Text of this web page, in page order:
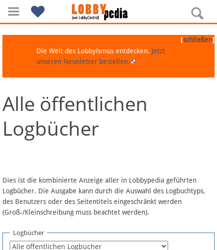
Navigation
Über Lobbypedia
Artikel nach Kategorien
FAQ
Fördermitglied werden
[schließen]
Die Welt des Lobbyismus entdecken. Jetzt
unseren Newsletter bestellen.
Alle öffentlichen
Logbücher
Dies ist die kombinierte Anzeige aller in Lobbypedia geführten
Logbücher. Die Ausgabe kann durch die Auswahl des Logbuchtyps,
des Benutzers oder des Seitentitels eingeschränkt werden
(Groß-/Kleinschreibung muss beachtet werden).
Logbücher